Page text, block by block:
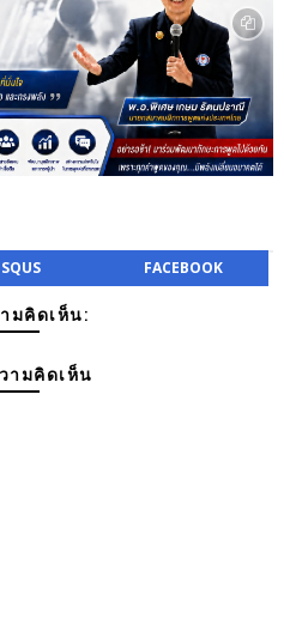
FACEBOOK
มคิดเห็น:
ามคิดเห็น